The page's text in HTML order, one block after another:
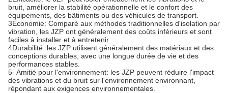
bruit, améliorer la stabilité opérationnelle et le confort des
équipements, des bâtiments ou des véhicules de transport.
3Économie: Comparé aux méthodes traditionnelles d'isolation par
vibration, les JZP ont généralement des coûts inférieurs et sont
faciles à installer et à entretenir.
4Durabilité: les JZP utilisent généralement des matériaux et des
conceptions durables, avec une longue durée de vie et des
performances stables.
5- Amitié pour l'environnement: les JZP peuvent réduire l'impact
des vibrations et du bruit sur l'environnement environnant,
répondant aux exigences environnementales.